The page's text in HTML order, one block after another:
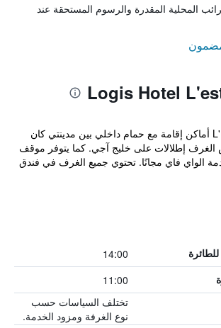
المحلية المقدرة والرسوم المستحقة عند
يقدم فندق L'Esterella أماكن إقامة مع حمام داخلي بين مدينتي كان
الغرف إطلالات على خليج آجي. كما يتوفر موقف
الواي فاي مجانًا. تحتوي جميع الغرف في فندق
14:00
11:00
تختلف السياسات حسب
نوع الغرفة ومزود الخدمة.